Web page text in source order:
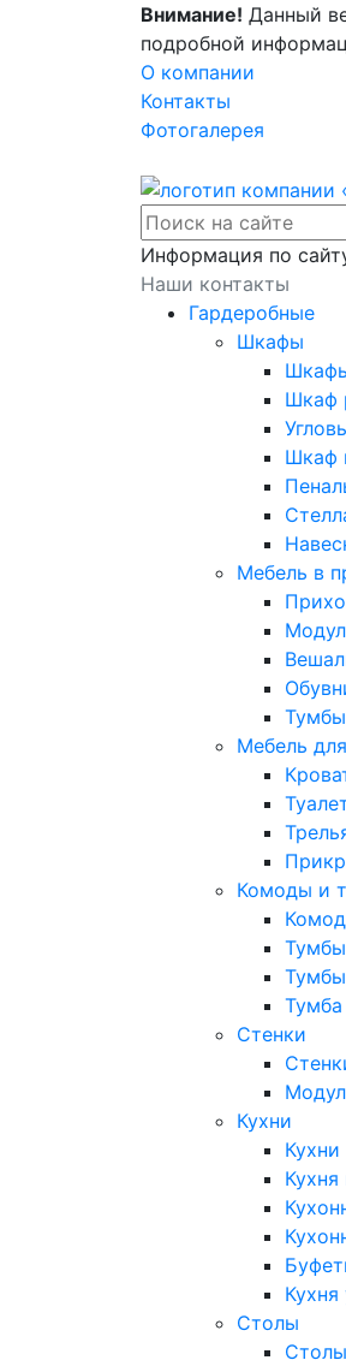
Внимание! Данный
подробной
О компании
Контакты
Фотогалерея
Информация по
Наши контакты
Гардеробные
Шкафы
Шкаф
Шкаф
Мебель в
Мебель
Комоды и
Комод
Тумбы
Стенки
Кухни
Столы